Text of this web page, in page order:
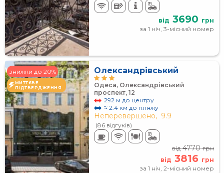
від 3690 грн
за 1 ніч, 3-місний номер
знижки до 20%
МИТТЄВЕ
ПІДТВЕРДЖЕННЯ
Олександрівський
Одеса, Олександрівський
проспект, 12
292 м до центру
≈ 2.4 км до пляжу
Неперевершено, 9.9
(86 відгуків)
від4770грн
від 3816 грн
за 1 ніч, 2-місний номер